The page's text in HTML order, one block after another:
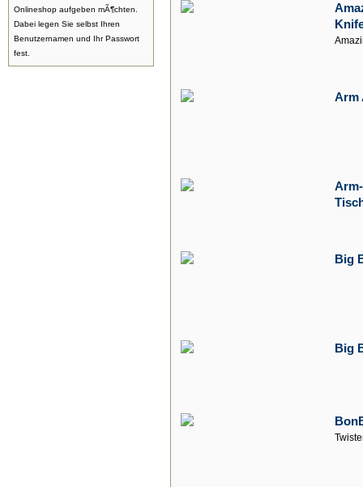
Onlineshop aufgeben mÃ¶chten.
Dabei legen Sie selbst Ihren
Benutzernamen und Ihr Passwort
fest.
Arm
Big
Big